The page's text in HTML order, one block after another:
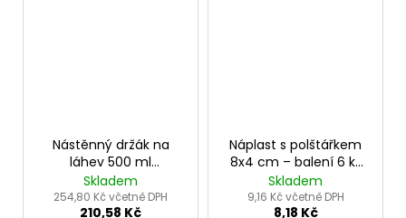
Nástěnný držák na
láhev 500 ml
Septoderm –
nerezové hygienické
řešení
Skladem
254,80 Kč včetně DPH
210,58 Kč
Náplast s polštářkem
8x4 cm – balení 6 ks
pro rychlé ošetření
Skladem
9,16 Kč včetně DPH
8,18 Kč